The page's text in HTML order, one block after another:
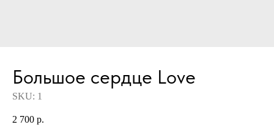
Большое сердце Love
SKU: 1
2 700 р.